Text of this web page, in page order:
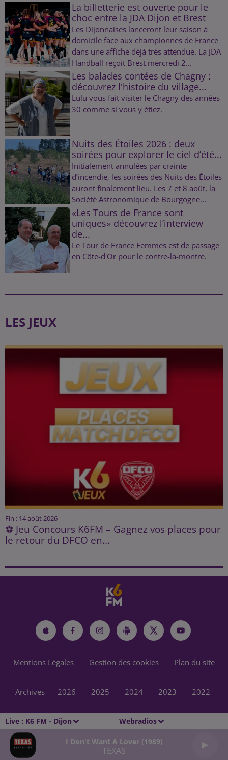
Live : K6 FM - Dijon Webradios
I Don't Want A Lover (1989)
TEXAS
La billetterie est ouverte pour le
choc entre la JDA Dijon et Brest
Les Dijonnaises lanceront leur saison à
domicile face aux championnes de France
dans une affiche déjà très attendue. La JDA
Handball reçoit Brest mercredi 2...
Les balades contées de Chagny :
découvrez l'histoire du village...
Lulu vous fait visiter le Chagny des années
30 comme si vous y étiez.
Nuits des Étoiles 2026 : deux
soirées pour explorer le ciel d’été...
Initialement annulées par crainte
d’incendie, les soirées des Nuits des Étoiles
auront finalement lieu. Les 7 et 8 août, la
Société Astronomique de Bourgogne...
«Les Tours de France sont
uniques» découvrez l’interview
de...
Le Tour de France Femmes est de passage
en Côte-d'Or pour le contre-la-montre.
LES JEUX
Fin : 14 août 2026
⚽ Jeu Concours K6FM – Gagnez vos places pour
le retour du DFCO en...
Mentions Légales Gestion des cookies Plan du site
Archives 2026 2025 2024 2023 2022